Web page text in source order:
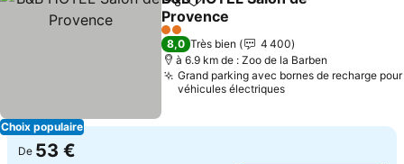
Choix populaire
PartagerAjouter à mes favoris
Provence
Consulter les prix
2 Étoiles
8,0 Très bien
4 400
à 6.9 km de : Zoo de la Barben
Grand parking avec bornes de recharge pour
véhicules électriques
De 53 €